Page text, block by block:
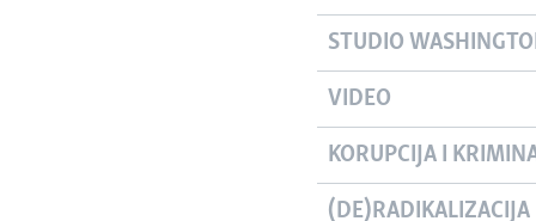
STUDIO
VIDEO
KORUPCIJA I
(DE)RADIKALIZACIJA